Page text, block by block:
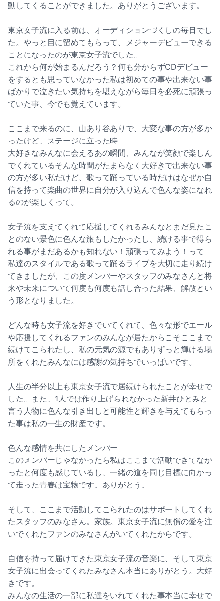
動してくることができました。ありがとうございます。
東京女子流に入る前は、オーディションづくしの毎日でし
た。やっと目に留めてもらって、メジャーデビューできる
ことになったのが東京女子流でした。
これから何が始まるんだろう？何も分からずCDデビュー
をするとも思っていなかった私は初めての事や出来ない事
ばかりで泣きたい気持ちを堪えながら毎日を必死に頑張っ
ていた事、今でも覚えています。
ここまで来るのに、山あり谷ありで、大変な事の方が多か
ったけど、ステージに立った時
大好きなみんなに会えるあの瞬間、みんなが笑顔で楽しん
でくれているそんな時間がたまらなく大好きで出来ない事
の方が多い私だけど、歌って踊っている時だけはなぜか自
信を持って楽曲の世界に自分が入り込んで色んな姿になれ
るのが楽しくって。
女子流を支えてくれて応援してくれるみんなとまだ見たこ
とのない景色に色んな旅もしたかったし、続ける事で得ら
れる事がまだあるかも知れない！頑張ってみよう！って
私達のスタイルである歌って踊るライブを大切に走り続け
てきましたが、この度メンバーやスタッフのみなさんと将
来や未来について何度も何度も話し合った結果、解散とい
う形となりました。
どんな時も女子流を好きでいてくれて、色々な形でエール
や応援してくれるファンのみんなが居たからこそここまで
続けてこられたし、私の元気の源でもありずっと輝ける場
所をくれたみんなには感謝の気持ちでいっぱいです。
人生の半分以上も東京女子流で居続けられたことが幸せで
した。また、1人では作り上げられなかった新井ひとみと
言う人物に色んな引き出しと可能性と輝きを与えてもらっ
た事は私の一生の財産です。
色んな感情を共にしたメンバー
このメンバーじゃなかったら私はここまで活動できてなか
ったと何度も感じているし、一緒の道を同じ目標に向かっ
て走った青春は宝物です。ありがとう。
そして、ここまで活動してこられたのはサポートしてくれ
たスタッフのみなさん。家族。東京女子流に無償の愛を注
いでくれたファンのみなさんがいてくれたからです。
自信を持って届けてきた東京女子流の音楽に、そして東京
女子流に出会ってくれたみなさん本当にありがとう。大好
きです。
みんなの生活の一部に私達をいれてくれた事本当に幸せで